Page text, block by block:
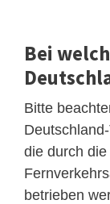
Bei
Bitte
die durch
betrieben